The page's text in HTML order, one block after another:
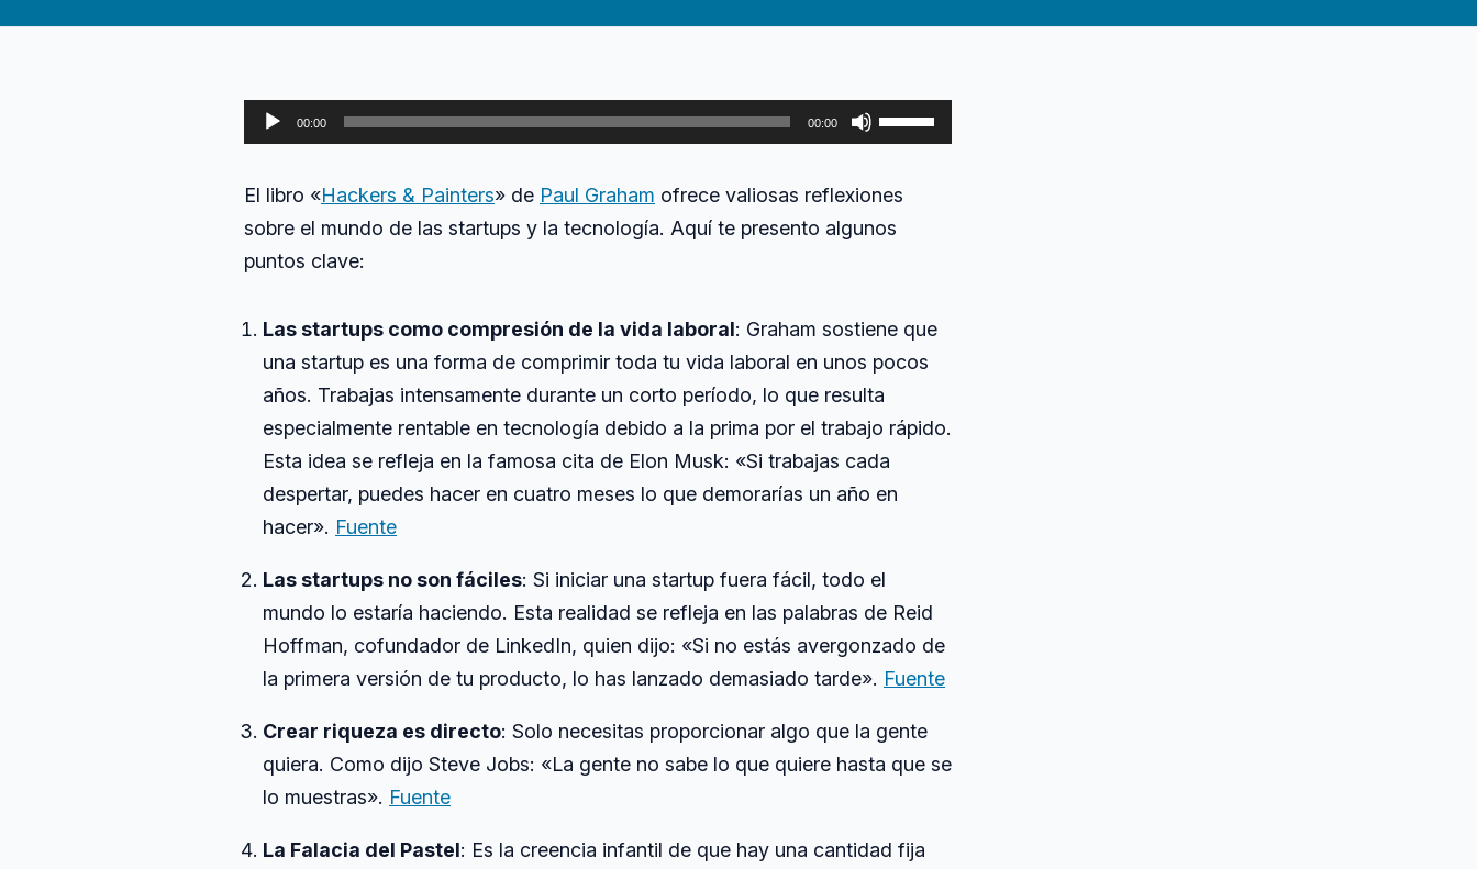
innovación
en
Painters’
de
Paul
Reproductor
de
00:00 00:00
Utiliza
las
de
flecha
aumentar
volumen.
El libro «Hackers & Painters» de Paul Graham ofrece valiosas reflexiones
sobre el mundo de las startups y la tecnología. Aquí te presento algunos
puntos clave:
Las startups como compresión de la vida laboral: Graham sostiene que
una startup es una forma de comprimir toda tu vida laboral en unos pocos
años. Trabajas intensamente durante un corto período, lo que resulta
especialmente rentable en tecnología debido a la prima por el trabajo rápido.
Esta idea se refleja en la famosa cita de Elon Musk: «Si trabajas cada
despertar, puedes hacer en cuatro meses lo que demorarías un año en
hacer». Fuente
Las startups no son fáciles: Si iniciar una startup fuera fácil, todo el
mundo lo estaría haciendo. Esta realidad se refleja en las palabras de Reid
Hoffman, cofundador de LinkedIn, quien dijo: «Si no estás avergonzado de
la primera versión de tu producto, lo has lanzado demasiado tarde». Fuente
Crear riqueza es directo: Solo necesitas proporcionar algo que la gente
quiera. Como dijo Steve Jobs: «La gente no sabe lo que quiere hasta que se
lo muestras». Fuente
La Falacia del Pastel: Es la creencia infantil de que hay una cantidad fija